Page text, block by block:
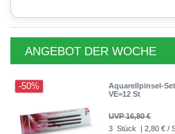
ANGEBOT DER WOCHE
-50%
Aquarellpinsel-
VE=12 St
UVP 16,80 €
3 Stück | 2,80 € /